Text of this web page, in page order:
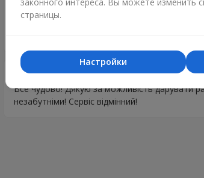
Андрій 21.06.2025
Замовив подарунок на день народження
Вікторія 17.04.2025
Все чудово! Дякую за можливість дарувати
незабутніми! Сервіс відмінний!
страницы.
Настройки